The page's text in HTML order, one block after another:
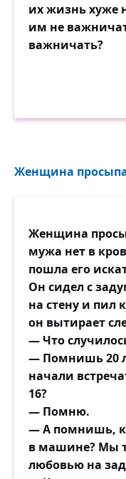
их жизнь хуже
им не
важничать?
Женщина
Женщина
мужа нет в
пошла его
Он сидел с
на стену и пил
он вытирает
— Что
— Помнишь 20
начали
16?
— Помню.
— А помнишь,
в машине? Мы
любовью на